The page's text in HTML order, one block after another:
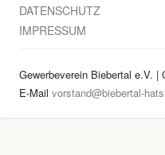
DATENSCHUTZ
IMPRESSUM
Gewerbeverein Biebertal e.V. |
E-Mail vorstand@biebertal-